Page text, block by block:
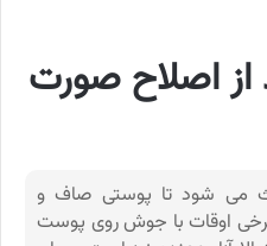
اصلاح صورت
می شود تا پوستی صاف و
اوقات با جوش روی پوست